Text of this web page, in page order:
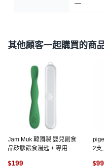
一
其他顧客一起購買的商
Jam Muk 韓國製 嬰兒副食
品矽膠餵食湯匙 + 專用收
$199
2支
$99